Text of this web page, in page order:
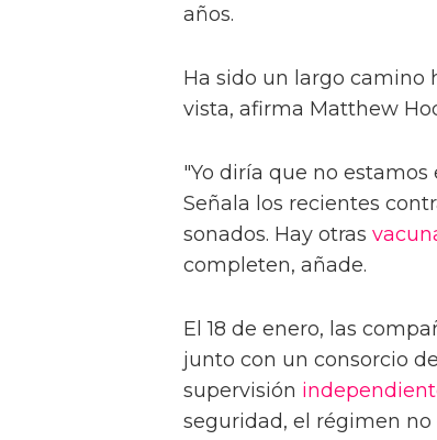
años.
Ha sido un largo camino
vista, afirma Matthew
"Yo diría que no
Señala los recientes
sonados. Hay otras
completen, añade.
El 18 de enero, las
junto con un consorcio
supervisión
seguridad, el régimen no